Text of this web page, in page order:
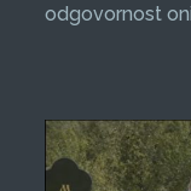
odgovornost